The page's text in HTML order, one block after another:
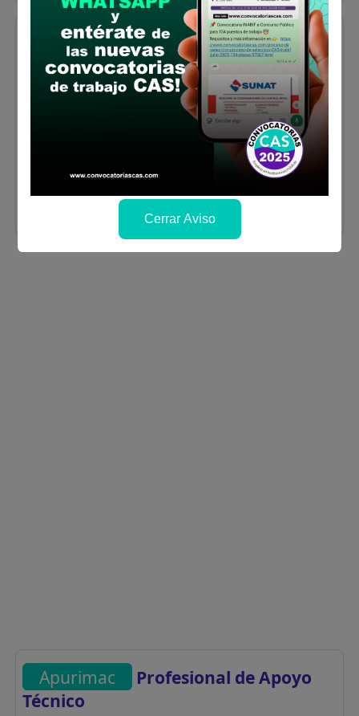
Apurimac
Coordinador Local para
la UGEL de Antabamba
Se solicitó:Titulado o Bachiller en las
carreras profesionales de Educación,
Administración, Economía, Ingeniería,
Sueldo:3564
Finalizó el:07/03/2025
Más información
Apurimac
Profesional de Apoyo
Técnico
Cerrar Aviso